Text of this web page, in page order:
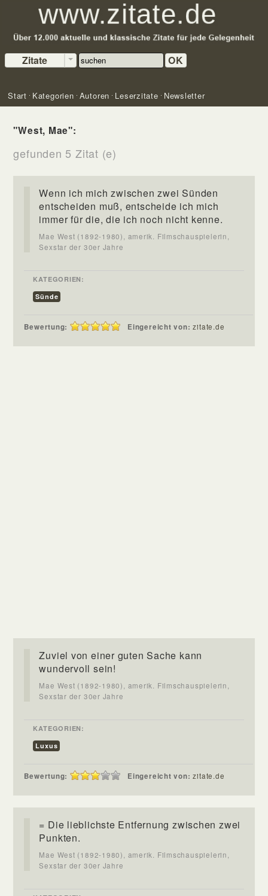
Zitate OK
Start Kategorien Autoren Leserzitate Newsletter
"West, Mae":
gefunden 5 Zitat (e)
Wenn ich mich zwischen zwei Sünden
entscheiden muß, entscheide ich mich
immer für die, die ich noch nicht kenne.
Mae West (1892-1980), amerik. Filmschauspielerin,
Sexstar der 30er Jahre
KATEGORIEN:
Sünde
Bewertung: Eingereicht von:zitate.de
Zuviel von einer guten Sache kann
wundervoll sein!
Mae West (1892-1980), amerik. Filmschauspielerin,
Sexstar der 30er Jahre
KATEGORIEN:
Luxus
Bewertung: Eingereicht von:zitate.de
= Die lieblichste Entfernung zwischen zwei
Punkten.
Mae West (1892-1980), amerik. Filmschauspielerin,
Sexstar der 30er Jahre